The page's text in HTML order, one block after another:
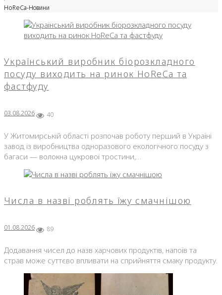
HoReCa-Новини
Рубрика:
HoReCa-
Новини
Український виробник біорозкладного
посуду виходить на ринок HoReCa та
фастфуду
03.08.2026 40
У Житомирській області розпочав роботу перший в Україні
завод із виробництва одноразового екологічного посуду з
багаси — волокна цукрової тростини,…
Числа в назві роблять їжу смачнішою
01.08.2026 89
Додавання чисел до назв харчових продуктів, напоїв та
страв може суттєво впливати на сприйняття смаку продукту.